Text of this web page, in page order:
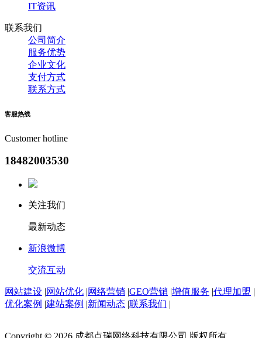
IT资讯
联系我们
公司简介
服务优势
企业文化
支付方式
联系方式
客服热线
Customer hotline
18482003530
关注我们
最新动态
新浪微博
交流互动
网站建设 |网站优化 |网络营销 |GEO营销 |增值服务 |代理加盟 |
优化案例 |建站案例 |新闻动态 |联系我们 |
Copyright © 2026 成都点瑞网络科技有限公司 版权所有